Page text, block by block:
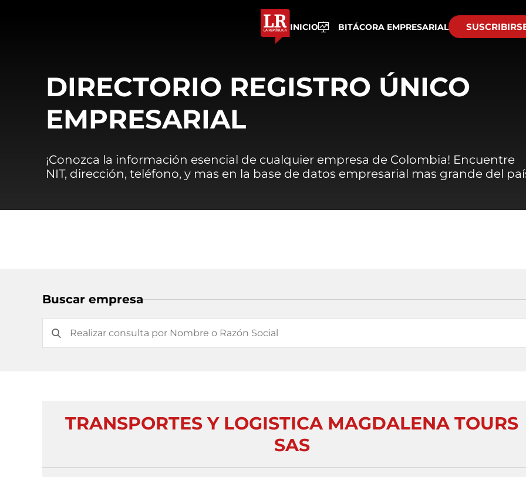
INICIO BITÁCORA EMPRESARIAL
DIRECTORIO REGISTRO ÚNICO
EMPRESARIAL
¡Conozca la información esencial de cualquier empresa de Colombia! Encuentre
NIT, dirección, teléfono, y mas en la base de datos empresarial mas grande del
Buscar empresa
TRANSPORTES Y LOGISTICA MAGDALENA TOURS
SAS